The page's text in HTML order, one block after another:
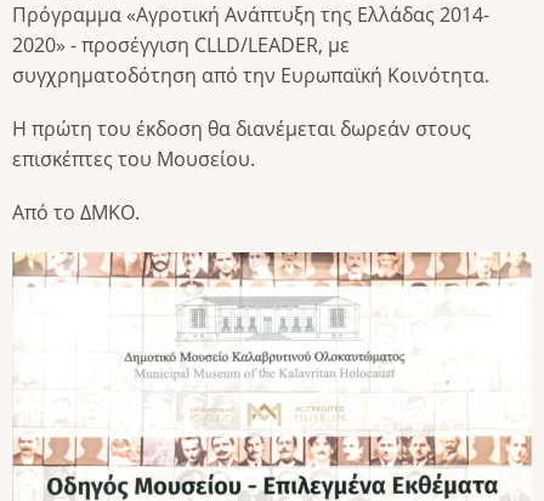
Πρόγραμμα «Αγροτική Ανάπτυξη της Ελλάδας 2014-
2020» - προσέγγιση CLLD/LEADER, με
συγχρηματοδότηση από την Ευρωπαϊκή Κοινότητα.
Η πρώτη του έκδοση θα διανέμεται δωρεάν στους
επισκέπτες του Μουσείου.
Aπό το ΔΜΚΟ.